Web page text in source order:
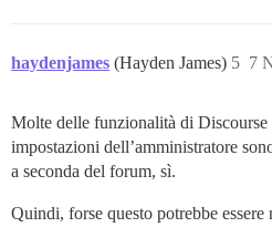
haydenjames (Hayden James) 7
5
Molte delle funzionalità di Discourse
impostazioni dell’amministratore
a seconda del forum, sì.
Quindi, forse questo potrebbe